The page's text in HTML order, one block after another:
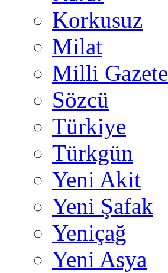
Korkusuz
Milat
Milli Gazete
Sözcü
Türkiye
Türkgün
Yeni Akit
Yeni Şafak
Yeniçağ
Yeni Asya